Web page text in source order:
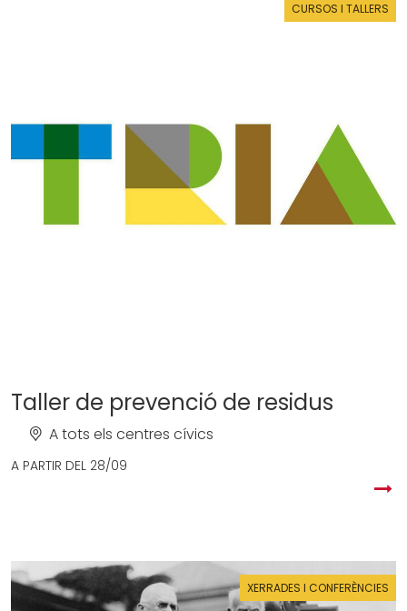
CURSOS I TALLERS
Taller de prevenció de residus
A tots els centres cívics
A PARTIR DEL 28/09
XERRADES I CONFERÈNCIES